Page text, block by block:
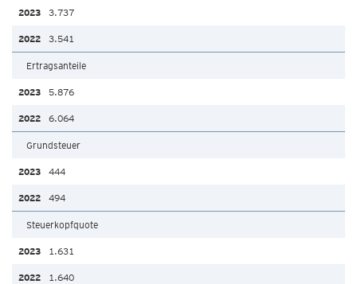
3.737
3.541
Ertragsanteile
5.876
6.064
Grundsteuer
444
494
Steuerkopfquote
1.631
1.640